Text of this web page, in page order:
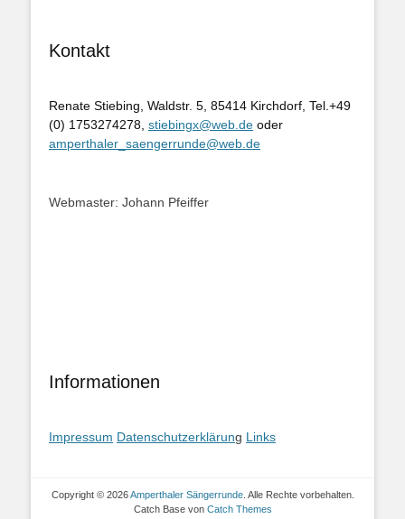
Kontakt
Renate Stiebing, Waldstr. 5, 85414 Kirchdorf, Tel.+49
(0) 1753274278, stiebingx@web.de oder
amperthaler_saengerrunde@web.de
Webmaster: Johann Pfeiffer
Informationen
Impressum Datenschutzerklärung Links
Copyright © 2026Amperthaler Sängerrunde. Alle Rechte vorbehalten.
Catch Base von Catch Themes